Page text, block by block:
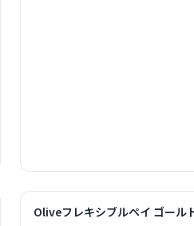
Oliveフレキシブルペイ ゴール